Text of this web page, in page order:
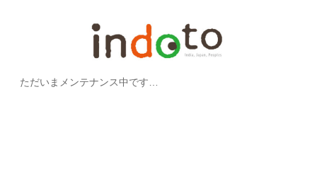
ただいまメンテナンス中です…